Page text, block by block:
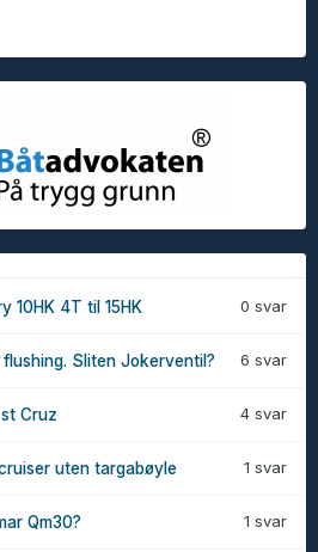
0 svar
10HK 4T til 15HK
6 svar
Sliten Jokerventil?
4 svar
Cruz
1 svar
uten targabøyle
1 svar
Qm30?